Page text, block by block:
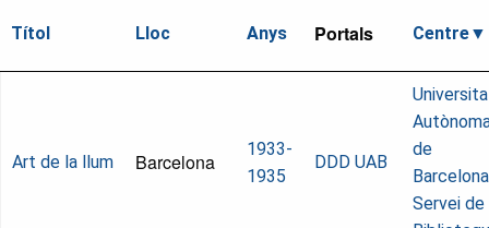
Títol Lloc Anys Portals Centre
Art de la llum Barcelona
1933-
1935
DDD UAB
de
Servei de